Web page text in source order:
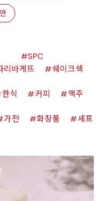
SPC
리바게뜨
쉐이크쉑
한식 커피 맥주
가전 화장품 셰프